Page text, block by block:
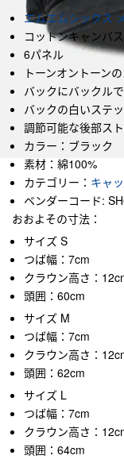
エムエムシックス
コットンキャンバ
6パネル
トーンオントーン
バックにバックル
バックの白いステ
調節可能な後部ス
カラー：ブラック
素材：綿100%
カテゴリー： キャ
ベンダーコード:
おおよその寸法：
サイズ S
つば幅：7cm
クラウン高さ：
頭囲：60cm
サイズ M
つば幅：7cm
クラウン高さ：
頭囲：62cm
サイズ L
つば幅：7cm
クラウン高さ：
頭囲：64cm